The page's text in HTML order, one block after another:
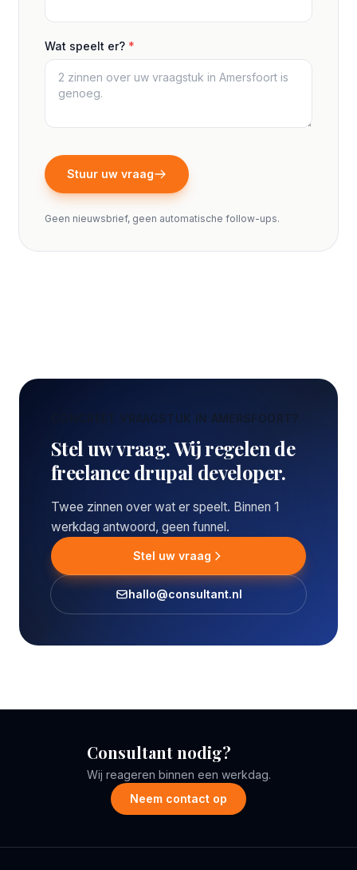
Wat speelt er? *
Stuur uw vraag
Geen nieuwsbrief, geen automatische follow-ups.
CONCREET VRAAGSTUK IN AMERSFOORT?
Stel uw vraag. Wij regelen de
freelance drupal developer.
Twee zinnen over wat er speelt. Binnen 1
werkdag antwoord, geen funnel.
Stel uw vraag
hallo@consultant.nl
Consultant nodig?
Wij reageren binnen een werkdag.
Neem contact op